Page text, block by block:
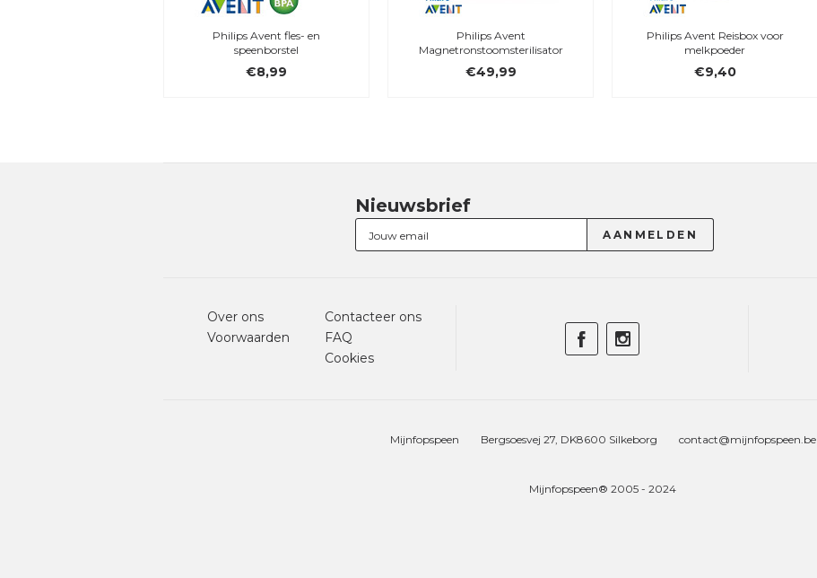
Philips Avent fles- en
speenborstel
€8,99
Philips Avent
Magnetronstoomsterilisator
€49,99
Philips Avent Reisbox voor
melkpoeder
€9,40
Nieuwsbrief
Over ons
Voorwaarden
Contacteer ons
FAQ
Cookies
Mijnfopspeen Bergsoesvej 27, DK8600 Silkeborg contact@mijnfopspeen.be
Mijnfopspeen® 2005 - 2024